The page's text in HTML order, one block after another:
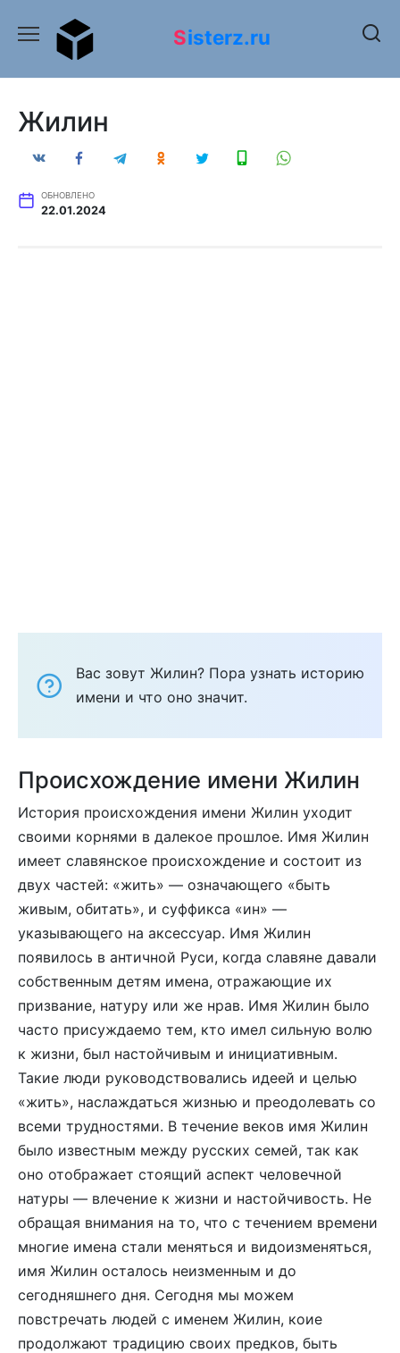
содержанию
Sisterz.ru
Жилин
ОБНОВЛЕНО
22.01.2024
Вас зовут Жилин? Пора узнать историю
имени и что оно значит.
Происхождение имени Жилин
История происхождения имени Жилин уходит
своими корнями в далекое прошлое. Имя Жилин
имеет славянское происхождение и состоит из
двух частей: «жить» — означающего «быть
живым, обитать», и суффикса «ин» —
указывающего на аксессуар. Имя Жилин
появилось в античной Руси, когда славяне давали
собственным детям имена, отражающие их
призвание, натуру или же нрав. Имя Жилин было
часто присуждаемо тем, кто имел сильную волю
к жизни, был настойчивым и инициативным.
Такие люди руководствовались идеей и целью
«жить», наслаждаться жизнью и преодолевать со
всеми трудностями. В течение веков имя Жилин
было известным между русских семей, так как
оно отображает стоящий аспект человечной
натуры — влечение к жизни и настойчивость. Не
обращая внимания на то, что с течением времени
многие имена стали меняться и видоизменяться,
имя Жилин осталось неизменным и до
сегодняшнего дня. Сегодня мы можем
повстречать людей с именем Жилин, коие
продолжают традицию своих предков, быть